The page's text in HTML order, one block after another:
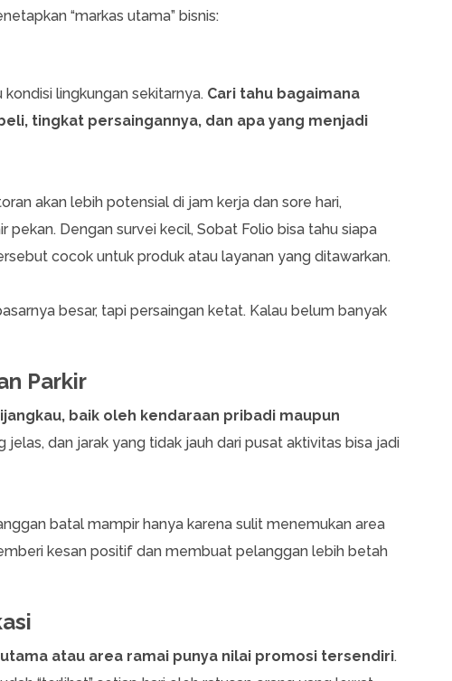
“markas utama” bisnis:
lingkungan sekitarnya. Cari tahu bagaimana
tingkat persaingannya, dan apa yang menjadi
akan lebih potensial di jam kerja dan sore hari,
pekan. Dengan survei kecil, Sobat Folio bisa tahu siapa
cocok untuk produk atau layanan yang ditawarkan.
besar, tapi persaingan ketat. Kalau belum banyak
Parkir
baik oleh kendaraan pribadi maupun
jelas, dan jarak yang tidak jauh dari pusat aktivitas bisa jadi
batal mampir hanya karena sulit menemukan area
kesan positif dan membuat pelanggan lebih betah
atau area ramai punya nilai promosi tersendiri.